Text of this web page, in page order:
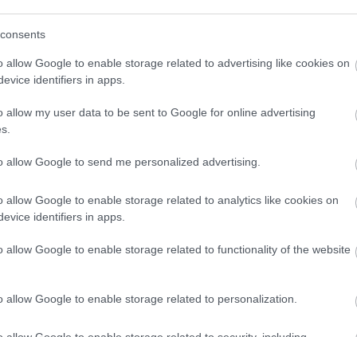
allow Google to enable storage related to advertising like cookies on
identifiers in apps.
allow my user data to be sent to Google for online advertising
allow Google to send me personalized advertising.
allow Google to enable storage related to analytics like cookies on
identifiers in apps.
allow Google to enable storage related to functionality of the website
allow Google to enable storage related to personalization.
έθεσε τις στρατηγικές προτεραιότητες που όπως
των σοβαρών χρόνιων παθήσεων. Η
τρίτη ηλικία (κυρίως στο ζήτημα της υγιούς
των νοικοκυριών για την υγεία. Η υλοποίηση των
και τον ΕΟΦ και σε μια σειρά άλλους οργανισμούς
παθήσεων (καρκίνος, καρδιαγγειακές παθήσεις-
διαβήτη και αγγειακά - άνοια, ψυχικές νόσοι,
παθήσεις). Με την
ανάπτυξη του
σε όλο το προσωπικό που θα προέρχεται από την
λίστες χειρουργείων) παροχή εξατομικευμένων,